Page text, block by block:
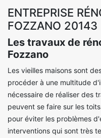
ENTREPRISE
FOZZANO 20143
Les travaux de
Fozzano
Les vieilles maisons sont
procéder à une multitude
nécessaire de réaliser des
peuvent se faire sur les
pour éviter les problèmes
interventions qui sont très